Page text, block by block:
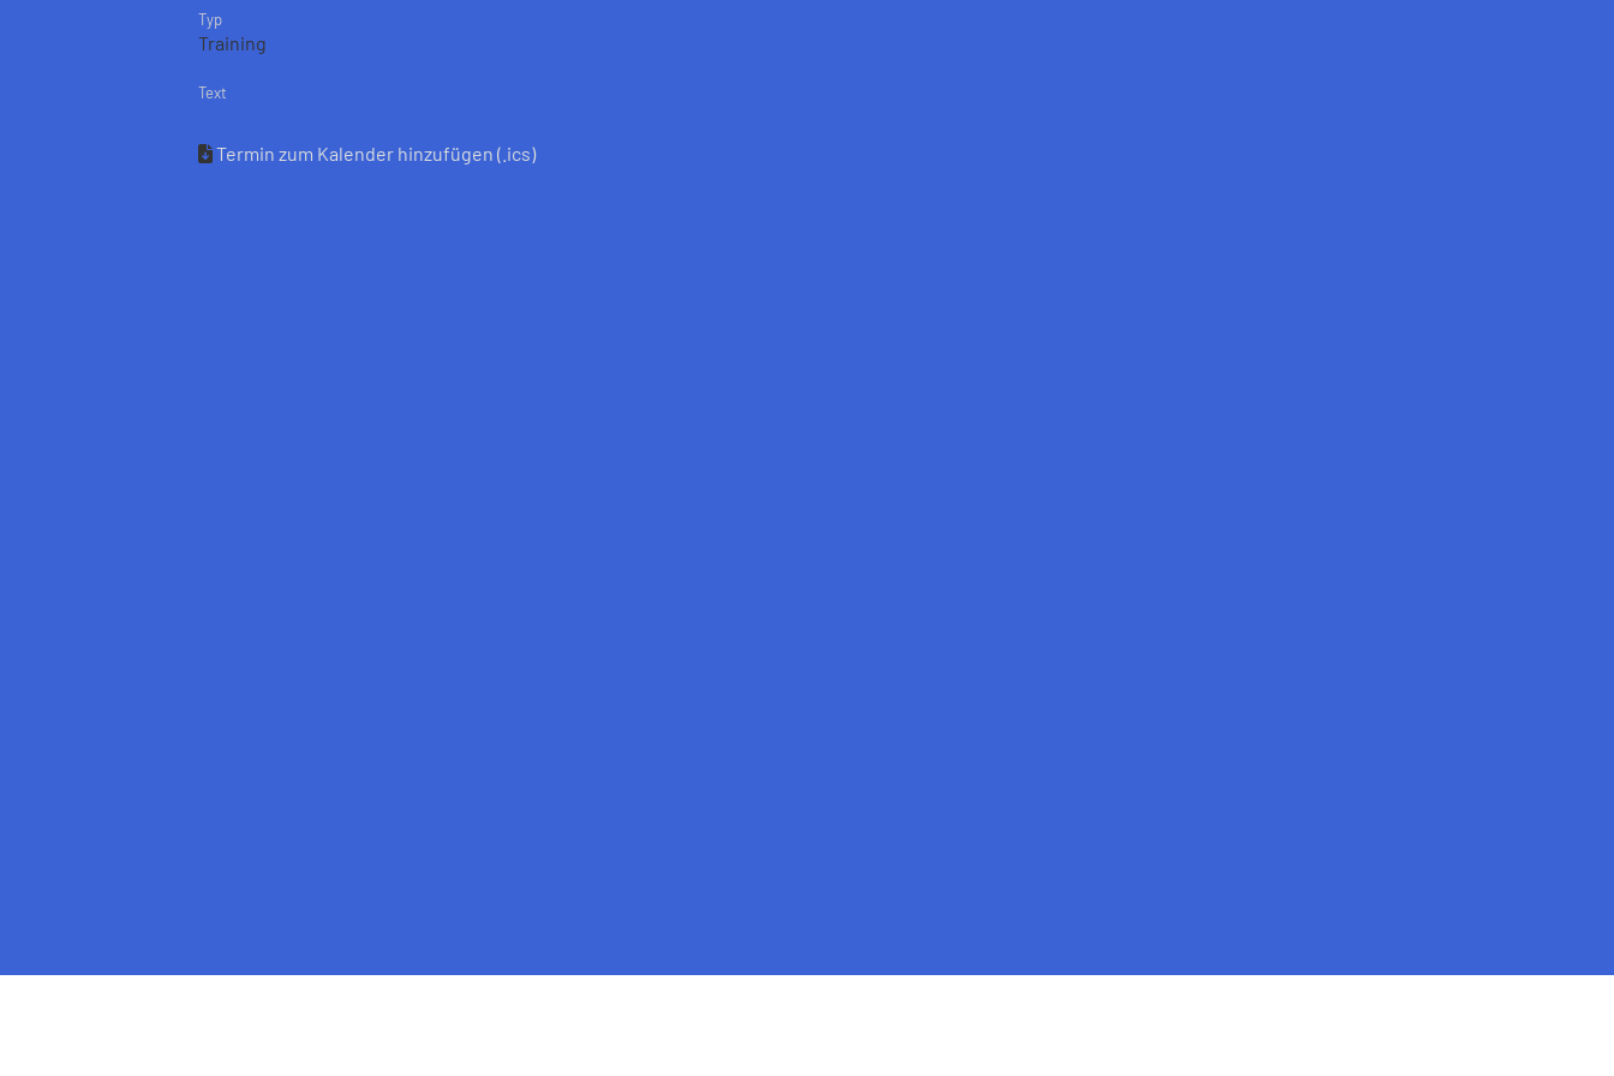
Typ
Training
Text
Termin zum Kalender hinzufügen (.ics)